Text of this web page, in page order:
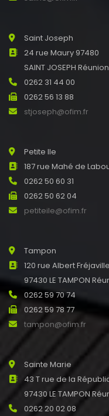
Saint Joseph
24 rue Maury 97480
SAINT JOSEPH Réunion
0262 31 44 00
0262 56 13 88
stjoseph@ofim.fr
Petite Ile
187 rue Mahé de
0262 50 60 31
0262 50 62 04
petiteile@ofim.fr
Tampon
120 rue Albert Fréjaville
97430 LE TAMPON
0262 59 70 74
0262 59 78 77
tampon@ofim.fr
Sainte Marie
43 T rue de la
97430 LE TAMPON
0262 20 02 08